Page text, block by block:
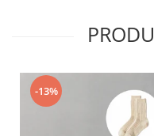
-13%